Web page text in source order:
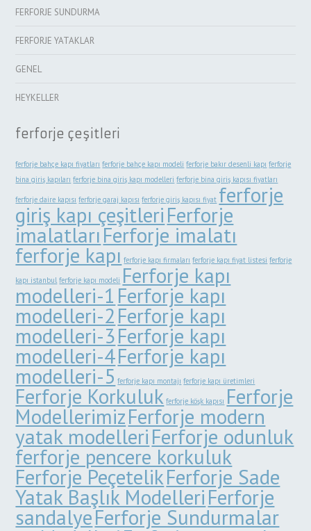
FERFORJE SUNDURMA
FERFORJE YATAKLAR
GENEL
HEYKELLER
ferforje çeşitleri
ferforje bahçe kapı fiyatları ferforje bahçe kapı modeli ferforje bakır desenli kapı ferforje
bina giriş kapıları ferforje bina giriş kapı modelleri ferforje bina giriş kapısı fiyatları
ferforje daire kapısı ferforje garaj kapısı ferforje giriş kapısı fiyat ferforje
giriş kapı çeşitleriFerforje
imalatlarıFerforje imalatı
ferforje kapı ferforje kapı firmaları ferforje kapı fiyat listesi ferforje
kapı istanbul ferforje kapı modeli Ferforje kapı
modelleri-1 Ferforje kapı
modelleri-2Ferforje kapı
modelleri-3Ferforje kapı
modelleri-4Ferforje kapı
modelleri-5 ferforje kapı montajı ferforje kapı üretimleri
Ferforje Korkuluk ferforje köşk kapısı Ferforje
ModellerimizFerforje modern
yatak modelleriFerforje odunluk
ferforje pencere korkuluk
Ferforje PeçetelikFerforje Sade
Yatak Başlık ModelleriFerforje
sandalyeFerforje Sundurmalar